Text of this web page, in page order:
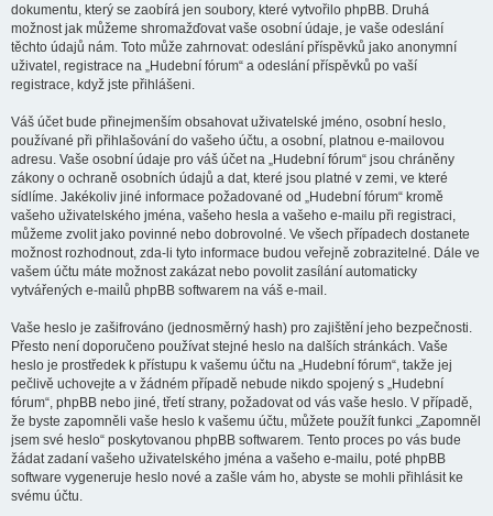
dokumentu, který se zaobírá jen soubory, které vytvořilo phpBB. Druhá
možnost jak můžeme shromažďovat vaše osobní údaje, je vaše odeslání
těchto údajů nám. Toto může zahrnovat: odeslání příspěvků jako anonymní
uživatel, registrace na „Hudební fórum“ a odeslání příspěvků po vaší
registrace, když jste přihlášeni.
Váš účet bude přinejmenším obsahovat uživatelské jméno, osobní heslo,
používané při přihlašování do vašeho účtu, a osobní, platnou e-mailovou
adresu. Vaše osobní údaje pro váš účet na „Hudební fórum“ jsou chráněny
zákony o ochraně osobních údajů a dat, které jsou platné v zemi, ve které
sídlíme. Jakékoliv jiné informace požadované od „Hudební fórum“ kromě
vašeho uživatelského jména, vašeho hesla a vašeho e-mailu při registraci,
můžeme zvolit jako povinné nebo dobrovolné. Ve všech případech dostanete
možnost rozhodnout, zda-li tyto informace budou veřejně zobrazitelné. Dále ve
vašem účtu máte možnost zakázat nebo povolit zasílání automaticky
vytvářených e-mailů phpBB softwarem na váš e-mail.
Vaše heslo je zašifrováno (jednosměrný hash) pro zajištění jeho bezpečnosti.
Přesto není doporučeno používat stejné heslo na dalších stránkách. Vaše
heslo je prostředek k přístupu k vašemu účtu na „Hudební fórum“, takže jej
pečlivě uchovejte a v žádném případě nebude nikdo spojený s „Hudební
fórum“, phpBB nebo jiné, třetí strany, požadovat od vás vaše heslo. V případě,
že byste zapomněli vaše heslo k vašemu účtu, můžete použít funkci „Zapomněl
jsem své heslo“ poskytovanou phpBB softwarem. Tento proces po vás bude
žádat zadaní vašeho uživatelského jména a vašeho e-mailu, poté phpBB
software vygeneruje heslo nové a zašle vám ho, abyste se mohli přihlásit ke
svému účtu.